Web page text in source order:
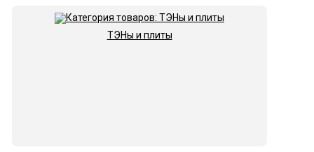
ТЭНы и плиты